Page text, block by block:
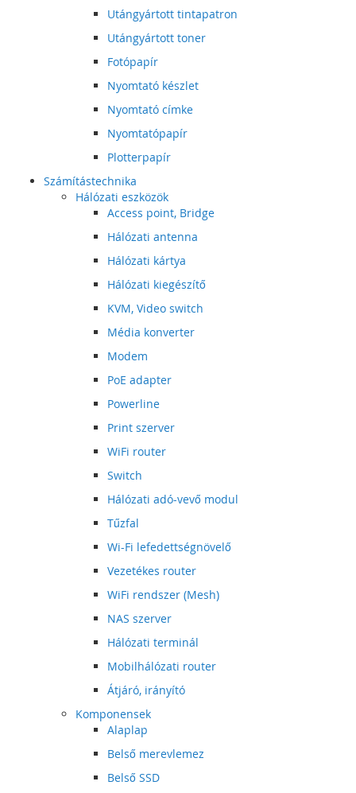
Utángyártott tintapatron
Utángyártott toner
Fotópapír
Nyomtató készlet
Nyomtató címke
Nyomtatópapír
Plotterpapír
Számítástechnika
Hálózati eszközök
Access point, Bridge
Hálózati antenna
Hálózati kártya
Hálózati kiegészítő
KVM, Video switch
Média konverter
Modem
PoE adapter
Powerline
Print szerver
WiFi router
Switch
Hálózati adó-vevő modul
Tűzfal
Wi-Fi lefedettségnövelő
Vezetékes router
WiFi rendszer (Mesh)
NAS szerver
Hálózati terminál
Mobilhálózati router
Átjáró, irányító
Komponensek
Alaplap
Belső merevlemez
Belső SSD